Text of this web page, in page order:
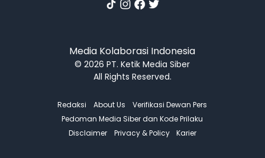
Media Kolaborasi Indonesia
© 2026 PT. Ketik Media Siber
All Rights Reserved.
Redaksi About Us
Verifikasi Dewan Pers
Pedoman Media Siber dan Kode Prilaku
Disclaimer
Privacy & Policy Karier